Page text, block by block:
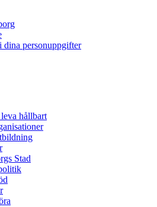
dina personuppgifter
hållbart
Stad